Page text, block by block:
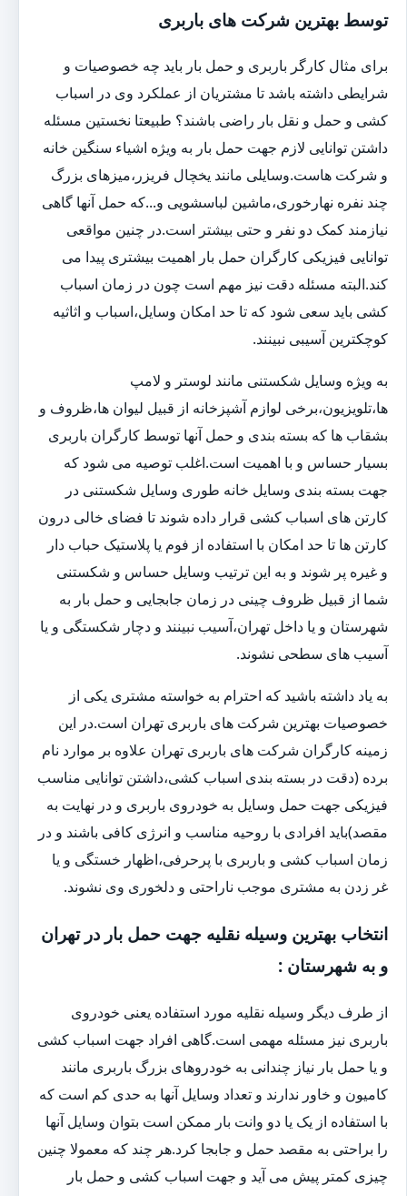
توسط بهترین شرکت های باربری
برای مثال کارگر باربری و حمل بار باید چه خصوصیات و
شرایطی داشته باشد تا مشتریان از عملکرد وی در اسباب
کشی و حمل و نقل بار راضی باشند؟ طبیعتا نخستین مسئله
داشتن توانایی لازم جهت حمل بار به ویژه اشیاء سنگین خانه
و شرکت هاست.وسایلی مانند یخچال فریزر،میزهای بزرگ
چند نفره نهارخوری،ماشین لباسشویی و...که حمل آنها گاهی
نیازمند کمک دو نفر و حتی بیشتر است.در چنین مواقعی
توانایی فیزیکی کارگران حمل بار اهمیت بیشتری پیدا می
کند.البته مسئله دقت نیز مهم است چون در زمان اسباب
کشی باید سعی شود که تا حد امکان وسایل،اسباب و اثاثیه
کوچکترین آسیبی نبینند.
به ویژه وسایل شکستنی مانند لوستر و لامپ
ها،تلویزیون،برخی لوازم آشپزخانه از قبیل لیوان ها،ظروف و
بشقاب ها که بسته بندی و حمل آنها توسط کارگران باربری
بسیار حساس و با اهمیت است.اغلب توصیه می شود که
جهت بسته بندی وسایل خانه طوری وسایل شکستنی در
کارتن های اسباب کشی قرار داده شوند تا فضای خالی درون
کارتن ها تا حد امکان با استفاده از فوم یا پلاستیک حباب دار
و غیره پر شوند و به این ترتیب وسایل حساس و شکستنی
شما از قبیل ظروف چینی در زمان جابجایی و حمل بار به
شهرستان و یا داخل تهران،آسیب نبینند و دچار شکستگی و یا
آسیب های سطحی نشوند.
به یاد داشته باشید که احترام به خواسته مشتری یکی از
خصوصیات بهترین شرکت های باربری تهران است.در این
زمینه کارگران شرکت های باربری تهران علاوه بر موارد نام
برده (دقت در بسته بندی اسباب کشی،داشتن توانایی مناسب
فیزیکی جهت حمل وسایل به خودروی باربری و در نهایت به
مقصد)باید افرادی با روحیه مناسب و انرژی کافی باشند و در
زمان اسباب کشی و باربری با پرحرفی،اظهار خستگی و یا
غر زدن به مشتری موجب ناراحتی و دلخوری وی نشوند.
انتخاب بهترین وسیله نقلیه جهت حمل بار در تهران
و به شهرستان :
از طرف دیگر وسیله نقلیه مورد استفاده یعنی خودروی
باربری نیز مسئله مهمی است.گاهی افراد جهت اسباب کشی
و یا حمل بار نیاز چندانی به خودروهای بزرگ باربری مانند
کامیون و خاور ندارند و تعداد وسایل آنها به حدی کم است که
با استفاده از یک یا دو وانت بار ممکن است بتوان وسایل آنها
را براحتی به مقصد حمل و جابجا کرد.هر چند که معمولا چنین
چیزی کمتر پیش می آید و جهت اسباب کشی و حمل بار